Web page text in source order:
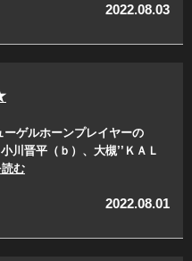
2022.08.03
ーゲルホーンプレイヤーの
川晋平（ｂ）、大槻’’ＫＡＬ
む
2022.08.01